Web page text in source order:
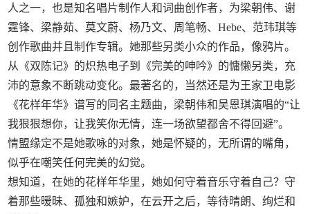
人之一，也是知名唱片制作人和词曲创作者，为梁朝伟、谢
霆锋、梁静茹、莫文蔚、杨乃文、周笔畅、Hebe、范玮琪等
创作歌曲并且制作专辑。她那些另类小众的作品，像鸦片。
从《双陈记》的炽热电子到《完美的呻吟》的慵懒另类，充
沛的意象不断跳动变化。最著名的，当然还是为王家卫电影
《花样年华》谱写的同名主题曲，梁朝伟和吴恩琪演唱的“让
我狠狠想你，让我笑你无情，连一场欲望都舍不得回避”。
情盟缘定不是她歌咏的对象，她是怀疑的，无所谓的嘴角，
似乎在嘲笑任何完美的幻觉。
想知道，在她的花样年华里，她如何守着音乐守着自己？守
着那些暧昧、孤独和嫉妒，在云开之后，等待晴朗、绚烂和